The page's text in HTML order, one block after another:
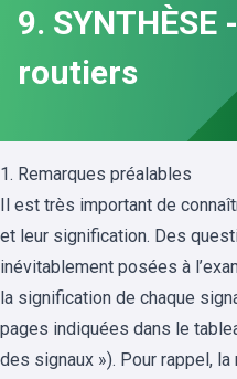
9. SYNTHÈSE
routiers
1. Remarques préalables
Il est très important de
et leur signification. Des
inévitablement posées à
la signification de chaque
pages indiquées dans le
des signaux »). Pour rappel,